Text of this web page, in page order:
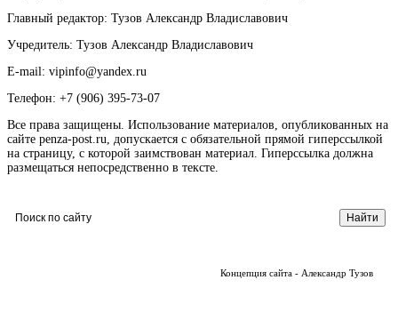
Главный редактор: Тузов Александр Владиславович
Учредитель: Тузов Александр Владиславович
E-mail: vipinfo@yandex.ru
Телефон: +7 (906) 395-73-07
Все права защищены. Использование материалов, опубликованных на
сайте penza-post.ru, допускается с обязательной прямой гиперссылкой
на страницу, с которой заимствован материал. Гиперссылка должна
размещаться непосредственно в тексте.
Концепция сайта - Александр Тузов